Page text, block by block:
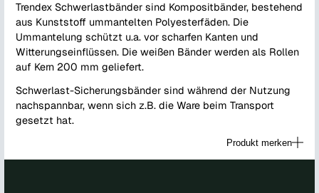
Trendex Schwerlastbänder sind Kompositbänder, bestehend
aus Kunststoff ummantelten Polyesterfäden. Die
Ummantelung schützt u.a. vor scharfen Kanten und
Witterungseinflüssen. Die weißen Bänder werden als Rollen
auf Kern 200 mm geliefert.
Schwerlast-Sicherungsbänder sind während der Nutzung
nachspannbar, wenn sich z.B. die Ware beim Transport
gesetzt hat.
Produkt merken